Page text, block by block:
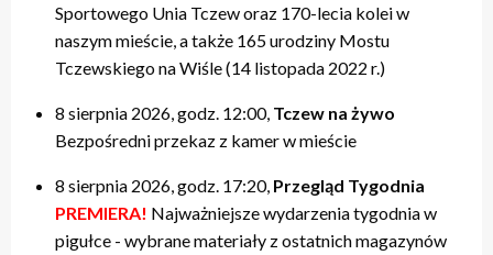
Sportowego Unia Tczew oraz 170-lecia kolei w
naszym mieście, a także 165 urodziny Mostu
Tczewskiego na Wiśle (14 listopada 2022 r.)
8 sierpnia 2026, godz. 12:00, Tczew na żywo
Bezpośredni przekaz z kamer w mieście
8 sierpnia 2026, godz. 17:20, Przegląd Tygodnia
PREMIERA! Najważniejsze wydarzenia tygodnia w
pigułce - wybrane materiały z ostatnich magazynów